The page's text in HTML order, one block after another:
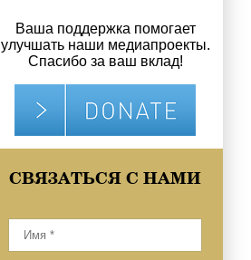
Ваша поддержка помогает
улучшать наши медиапроекты.
Спасибо за ваш вклад!
СВЯЗАТЬСЯ С НАМИ